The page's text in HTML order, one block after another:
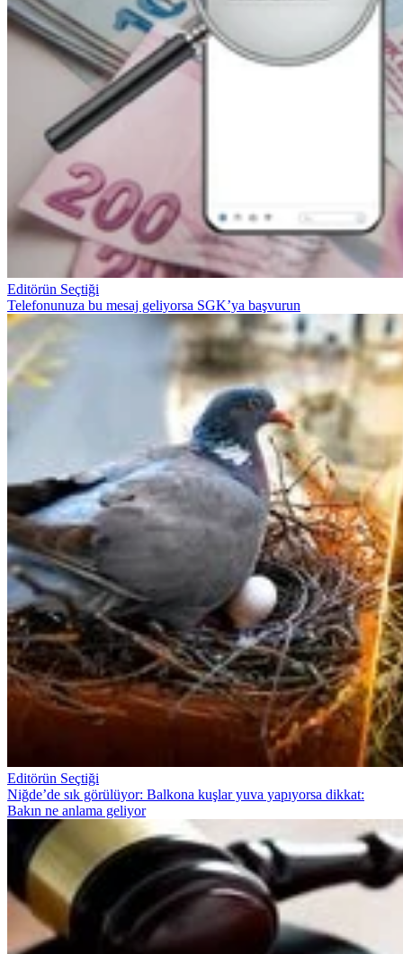
Editörün Seçtiği
Telefonunuza bu mesaj geliyorsa SGK’ya başvurun
Editörün Seçtiği
Niğde’de sık görülüyor: Balkona kuşlar yuva yapıyorsa dikkat:
Bakın ne anlama geliyor